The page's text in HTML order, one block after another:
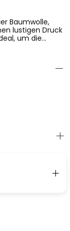
Baumwolle,
lustigen Druck
um die
für
bietet es
am Strand.
das
Wahl für